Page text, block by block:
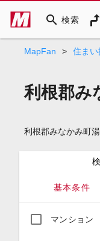
search 検索
MapFan > 住まい
利根郡み
利根郡みなかみ町
基本条件
マンション